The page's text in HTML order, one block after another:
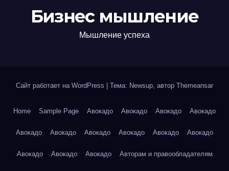
Бизнес мышление
Мышление успеха
Сайт работает на WordPress Тема: Newsup, автор Themeansar
Home Sample Page Авокадо Авокадо Авокадо Авокадо
Авокадо Авокадо Авокадо Авокадо Авокадо Авокадо
Авокадо Авокадо Авокадо Авторам и правообладателям